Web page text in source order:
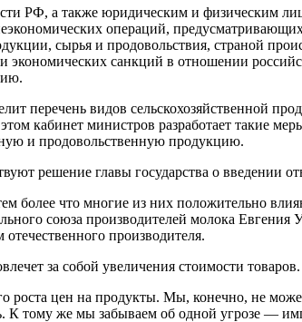
РФ, а также юридическим и физическим
операций,
сырья и продовольствия, страной
экономических санкций в отношении
перечень видов сельскохозяйственной
кабинет министров разработает такие
и продовольственную продукцию.
решение главы государства о введении
более что многие из них положительно
союза производителей молока
производителя.
за собой увеличения стоимости товаров.
роста цен на продукты. Мы, конечно, не
тому же мы забываем об одной угрозе —